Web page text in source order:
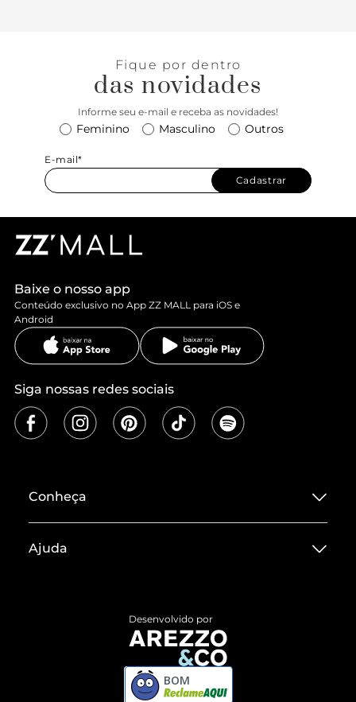
Fique por dentro
das novidades
Informe seu e-mail e receba as novidades!
Feminino Masculino Outros
E-mail*
Cadastrar
Baixe o nosso app
Conteúdo exclusivo no App ZZ MALL para iOS e
Android
Siga nossas redes sociais
Conheça
Termos de Uso
ZZ MALL é confiável
Ajuda
Devolução do Produto
Compre pelo WhatsApp
Desenvolvido por
BOM